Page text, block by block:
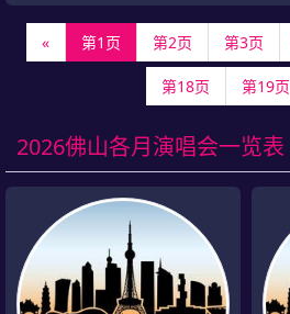
« 第1页 第2页 第3页
第18页 第19页
2026佛山各月演唱会一览表